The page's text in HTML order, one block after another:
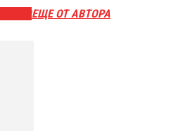
ЕЩЕ ОТ АВТОРА